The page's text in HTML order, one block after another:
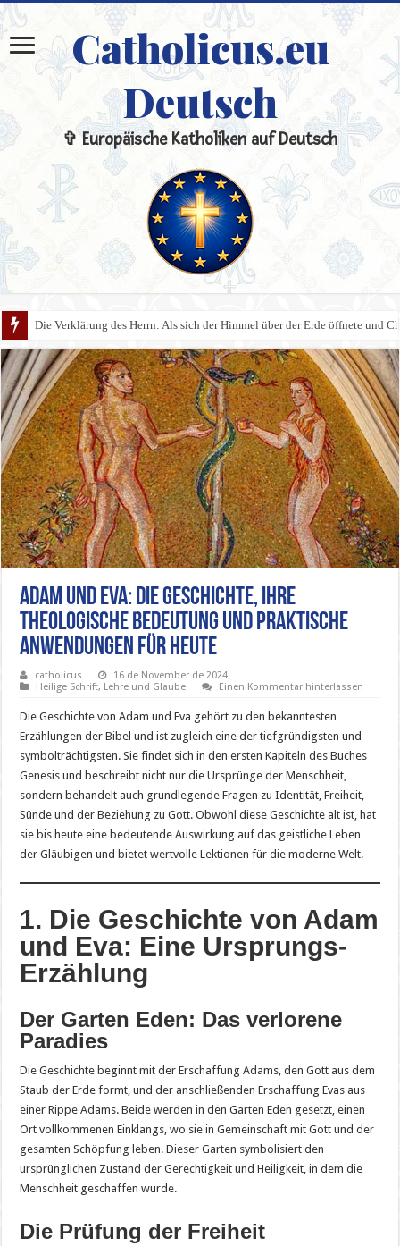
Catholicus.eu
Deutsch
✞ Europäische Katholiken auf Deutsch
Die Verklärung des Herrn: Als sich der Himmel über der Erde öffnete und
Adam und Eva: Die Geschichte, ihre
theologische Bedeutung und praktische
Anwendungen für heute
catholicus
16 de November de 2024
Heilige Schrift, Lehre und Glaube Einen Kommentar hinterlassen
Die Geschichte von Adam und Eva gehört zu den bekanntesten
Erzählungen der Bibel und ist zugleich eine der tiefgründigsten und
symbolträchtigsten. Sie findet sich in den ersten Kapiteln des Buches
Genesis und beschreibt nicht nur die Ursprünge der Menschheit,
sondern behandelt auch grundlegende Fragen zu Identität, Freiheit,
Sünde und der Beziehung zu Gott. Obwohl diese Geschichte alt ist, hat
sie bis heute eine bedeutende Auswirkung auf das geistliche Leben
der Gläubigen und bietet wertvolle Lektionen für die moderne Welt.
1. Die Geschichte von Adam
und Eva: Eine Ursprungs-
Erzählung
Der Garten Eden: Das verlorene
Paradies
Die Geschichte beginnt mit der Erschaffung Adams, den Gott aus dem
Staub der Erde formt, und der anschließenden Erschaffung Evas aus
einer Rippe Adams. Beide werden in den Garten Eden gesetzt, einen
Ort vollkommenen Einklangs, wo sie in Gemeinschaft mit Gott und der
gesamten Schöpfung leben. Dieser Garten symbolisiert den
ursprünglichen Zustand der Gerechtigkeit und Heiligkeit, in dem die
Menschheit geschaffen wurde.
Die Prüfung der Freiheit